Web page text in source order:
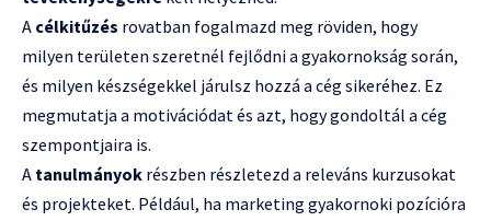
A célkitűzés rovatban fogalmazd meg röviden, hogy
milyen területen szeretnél fejlődni a gyakornokság során,
és milyen készségekkel járulsz hozzá a cég sikeréhez. Ez
megmutatja a motivációdat és azt, hogy gondoltál a cég
szempontjaira is.
A tanulmányok részben részletezd a releváns kurzusokat
és projekteket. Például, ha marketing gyakornoki pozícióra